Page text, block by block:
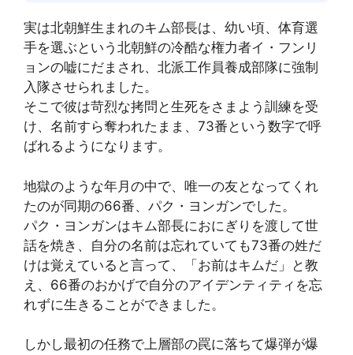
実は北朝鮮生まれのキム部長は、幼い頃、体育選
手を選ぶという北朝鮮の冷酷な権力者イ・フンリ
ョンの嘘にだまされ、北派工作員養成部隊に強制
入隊させられました。
そこで彼は苛烈な拷問と生死をさまよう訓練を受
け、名前すら奪われたまま、73番という数字で呼
ばれるようになります。
地獄のような年月の中で、唯一の友となってくれ
たのが同期の66番、パク・ヨンガンでした。
パク・ヨンガンはキム部長におにぎりを渡して世
話を焼き、自分の名前は忘れていても73番の姓だ
けは覚えていると言って、「お前はキムだ」と教
え、66番のおかげで自分のアイデンティティを忘
れずに生きることができました。
しかし最初の任務で上層部の罠に落ちて爆弾が爆